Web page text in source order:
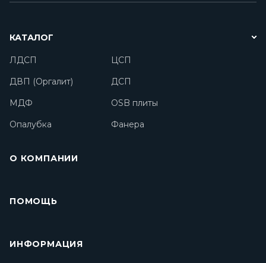
КАТАЛОГ
ЛДСП
ЦСП
ДВП (Оргалит)
ДСП
МДФ
OSB плиты
Опалубка
Фанера
О КОМПАНИИ
ПОМОЩЬ
ИНФОРМАЦИЯ